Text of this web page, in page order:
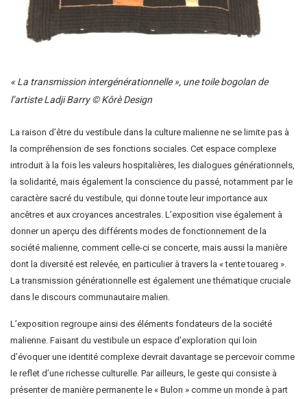
« La transmission intergénérationnelle », une toile bogolan de
l’artiste Ladji Barry © Kôrè Design
La raison d’être du vestibule dans la culture malienne ne se limite pas à
la compréhension de ses fonctions sociales. Cet espace complexe
introduit à la fois les valeurs hospitalières, les dialogues générationnels,
la solidarité, mais également la conscience du passé, notamment par le
caractère sacré du vestibule, qui donne toute leur importance aux
ancêtres et aux croyances ancestrales. L’exposition vise également à
donner un aperçu des différents modes de fonctionnement de la
société malienne, comment celle-ci se concerte, mais aussi la manière
dont la diversité est relevée, en particulier à travers la « tente touareg ».
La transmission générationnelle est également une thématique cruciale
dans le discours communautaire malien.
L’exposition regroupe ainsi des éléments fondateurs de la société
malienne. Faisant du vestibule un espace d’exploration qui loin
d’évoquer une identité complexe devrait davantage se percevoir comme
le reflet d’une richesse culturelle. Par ailleurs, le geste qui consiste à
présenter de manière permanente le « Bulon » comme un monde à part